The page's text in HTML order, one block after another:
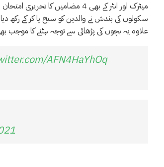
میٹرک اور انٹر کے بھی 4 مضامیں
سکولوں کی بندش نے والدین کو سیخ پا کر کے رکھ
علاوہ یہ بچوں کی پڑھائی سے توجہ ہٹنے کا موجب
AFN4HaYhOq